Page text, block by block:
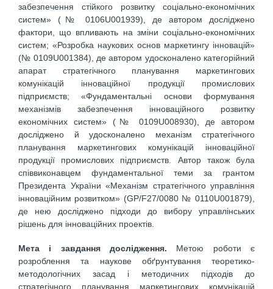
забезпечення стійкого розвитку соціально-економічних
систем» (№ 0106U001939), де автором досліджено
фактори, що впливають на зміни соціально-економічних
систем; «Розробка наукових основ маркетингу інновацій»
(№ 0109U001384), де автором удосконалено категорійний
апарат стратегічного планування маркетингових
комунікацій інноваційної продукції промислових
підприємств; «Фундаментальні основи формування
механізмів забезпечення інноваційного розвитку
економічних систем» (№ 0109U008930), де автором
досліджено й удосконалено механізм стратегічного
планування маркетингових комунікацій інноваційної
продукції промислових підприємств. Автор також була
співвиконавцем фундаментальної теми за грантом
Президента України «Механізм стратегічного управління
інноваційним розвитком» (GP/F27/0080 № 0110U001879),
де нею досліджено підходи до вибору управлінських
рішень для інноваційних проектів.
Мета і завдання дослідження. Метою роботи є
розроблення та наукове обґрунтування теоретико-
методологічних засад і методичних підходів до
стратегічного планування маркетингових комунікацій